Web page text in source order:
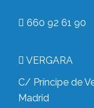
660 92 61 90
VERGARA
C/ Príncipe de
Madrid